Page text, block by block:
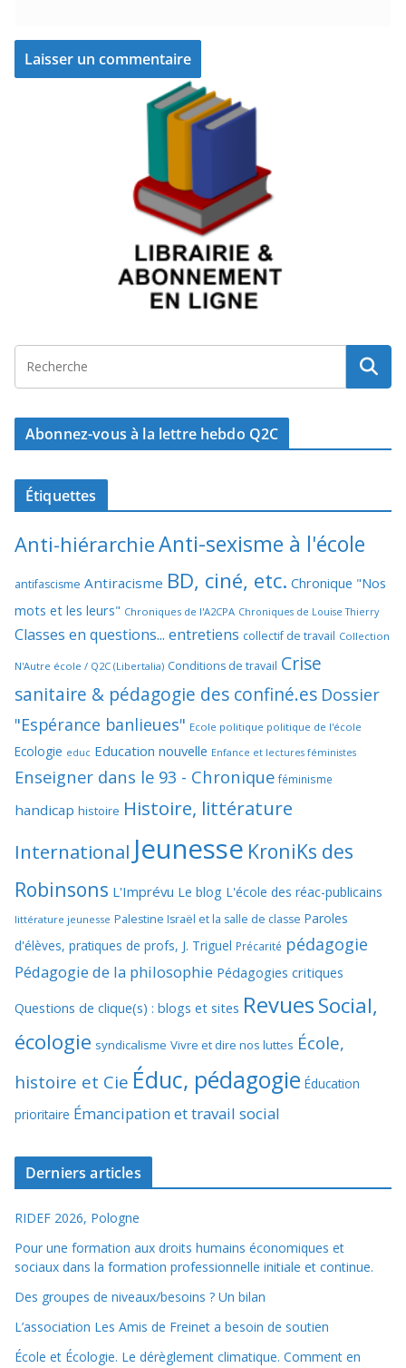
Abonnez-vous à la lettre hebdo Q2C
Étiquettes
Anti-hiérarchieAnti-sexisme à l'école
antifascisme Antiracisme BD, ciné, etc. Chronique "Nos
mots et les leurs" Chroniques de l'A2CPA Chroniques de Louise Thierry
Classes en questions... entretiens collectif de travail Collection
N'Autre école / Q2C (Libertalia) Conditions de travail Crise
sanitaire & pédagogie des confiné.es Dossier
"Espérance banlieues" Ecole politique politique de l'école
Ecologie educ Education nouvelle Enfance et lectures féministes
Enseigner dans le 93 - Chronique féminisme
handicap histoire Histoire, littérature
International Jeunesse KroniKs des
Robinsons L'Imprévu Le blog L'école des réac-publicains
littérature jeunesse Palestine Israël et la salle de classe Paroles
d'élèves, pratiques de profs, J. Triguel Précarité pédagogie
Pédagogie de la philosophie Pédagogies critiques
Questions de clique(s) : blogs et sites RevuesSocial,
écologie syndicalisme Vivre et dire nos luttes École,
histoire et Cie Éduc, pédagogie Éducation
prioritaire Émancipation et travail social
Derniers articles
RIDEF 2026, Pologne
Pour une formation aux droits humains économiques et
sociaux dans la formation professionnelle initiale et continue.
Des groupes de niveaux/besoins ? Un bilan
L’association Les Amis de Freinet a besoin de soutien
École et Écologie. Le dérèglement climatique. Comment en